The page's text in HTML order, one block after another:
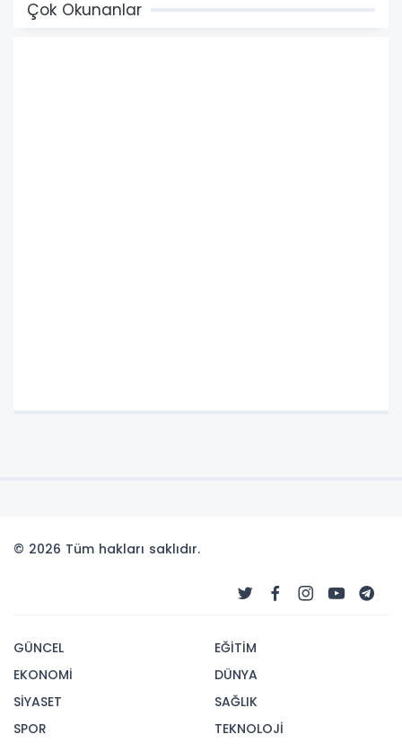
Çok Okunanlar
© 2026 Tüm hakları saklıdır.
GÜNCEL
EKONOMİ
SİYASET
SPOR
EĞİTİM
DÜNYA
SAĞLIK
TEKNOLOJİ